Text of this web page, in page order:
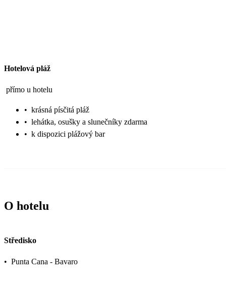
Hotelová pláž
přímo u hotelu
• krásná písčitá pláž
• lehátka, osušky a slunečníky zdarma
• k dispozici plážový bar
O hotelu
Středisko
• Punta Cana - Bavaro